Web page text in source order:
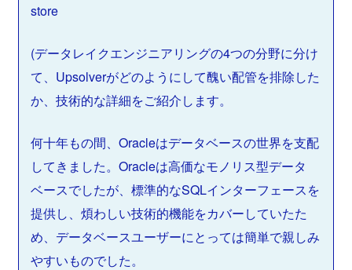
store
(データレイクエンジニアリングの4つの分野に分け
て、Upsolverがどのようにして醜い配管を排除した
か、技術的な詳細をご紹介します。
何十年もの間、Oracleはデータベースの世界を支配
してきました。Oracleは高価なモノリス型データ
ベースでしたが、標準的なSQLインターフェースを
提供し、煩わしい技術的機能をカバーしていたた
め、データベースユーザーにとっては簡単で親しみ
やすいものでした。